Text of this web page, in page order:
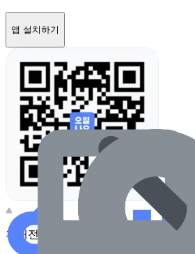
앱 설치하기
휴대전화 카메라로 찍어보세요